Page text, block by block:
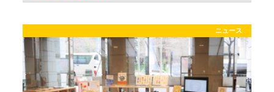
ニュース